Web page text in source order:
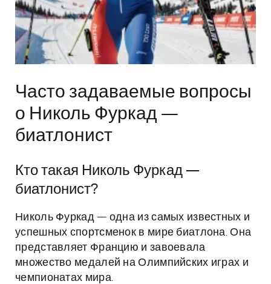
Часто задаваемые вопросы
о Николь Фуркад —
биатлонист
Кто такая Николь Фуркад —
биатлонист?
Николь Фуркад — одна из самых известных и
успешных спортсменок в мире биатлона. Она
представляет Францию и завоевала
множество медалей на Олимпийских играх и
чемпионатах мира.